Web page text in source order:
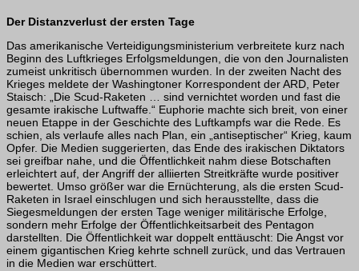
Der Distanzverlust der ersten Tage
Das amerikanische Verteidigungsministerium verbreitete kurz nach
Beginn des Luft­krieges Erfolgsmeldungen, die von den Journalisten
zumeist unkritisch übernommen wurden. In der zweiten Nacht des
Krieges meldete der Washingtoner Korrespondent der ARD, Peter
Staisch: „Die Scud-Raketen … sind vernichtet worden und fast die
gesamte irakische Luftwaffe.“ Euphorie machte sich breit, von einer
neuen Etappe in der Geschichte des Luftkampfs war die Rede. Es
schien, als verlaufe alles nach Plan, ein „antiseptischer“ Krieg, kaum
Opfer. Die Medien suggerierten, das Ende des irakischen Diktators
sei greifbar nahe, und die Öffentlichkeit nahm diese Botschaften
erleichtert auf, der Angriff der alliierten Streitkräfte wurde positiver
bewertet. Umso größer war die Ernüchterung, als die ersten Scud-
Raketen in Israel einschlugen und sich herausstellte, dass die
Siegesmeldungen der ersten Tage weniger militärische Erfolge,
sondern mehr Erfolge der Öffentlichkeitsarbeit des Pentagon
darstellten. Die Öffentlichkeit war doppelt enttäuscht: Die Angst vor
einem gigantischen Krieg kehrte schnell zurück, und das Vertrauen
in die Medien war erschüttert.